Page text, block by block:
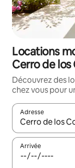
Locations
Cerro de
Découvrez des
chez vous pour
Adresse
Lorsque les
Arrivée